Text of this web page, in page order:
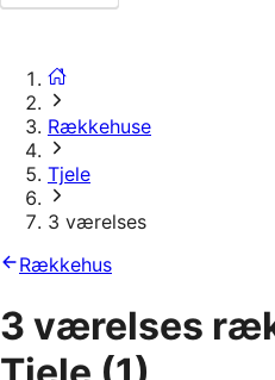
Rækkehuse
Tjele
3 værelses
Rækkehus
3 værelses